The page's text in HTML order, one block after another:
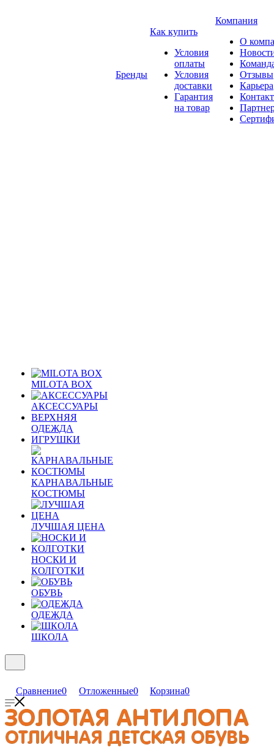
MILOTA BOX
АКСЕССУАРЫ
ВЕРХНЯЯ
ОДЕЖДА
ИГРУШКИ
КАРНАВАЛЬНЫЕ
КОСТЮМЫ
ЛУЧШАЯ ЦЕНА
НОСКИ И
КОЛГОТКИ
ОБУВЬ
ОДЕЖДА
ШКОЛА
Бренды
Как купить
Условия
оплаты
Условия
доставки
Гарантия
на товар
Компания
О
Отзывы
Карьера
Сравнение0 Отложенные0 Корзина0